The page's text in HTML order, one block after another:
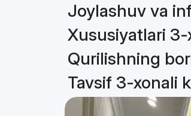
Joylashuv va
Xususiyatlari 3-
Qurilishning
Tavsif 3-xonali